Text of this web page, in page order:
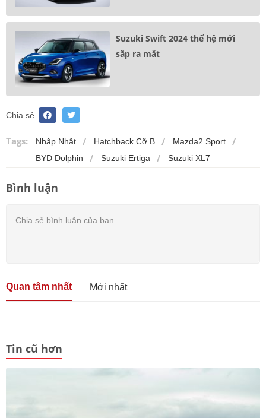
Suzuki Swift 2024 thế hệ mới
sắp ra mắt
Chia sẻ
Tags: Nhập Nhật Hatchback Cỡ B
Mazda2 Sport
BYD Dolphin
Suzuki Ertiga Suzuki XL7
Bình luận
Quan tâm nhất Mới nhất
Tin cũ hơn